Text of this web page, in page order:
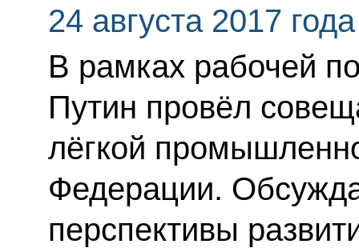
24 августа 2017 года
В рамках рабочей
Путин провёл
лёгкой
Федерации.
перспективы